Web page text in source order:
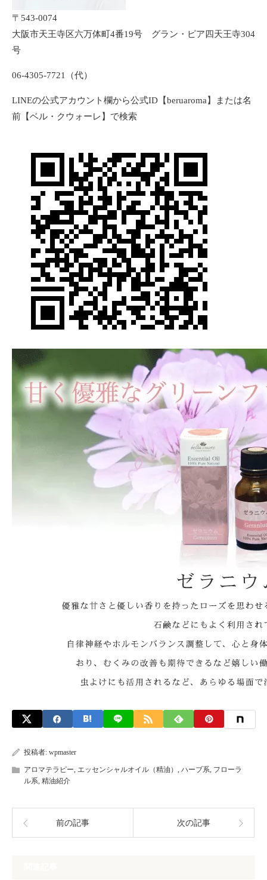
〒543-0074
大阪市天王寺区六万体町4番19号 グラン・ピア四天王寺304
号
06-4305-7721（代）
LINEの公式アカウント欄から公式ID【beruaroma】または名
前【ベル・クウォーレ】で検索
投稿者: wpmaster
アロマテラピー, エッセンシャルオイル（精油） , ハーブ系, フローラ
ル系, 精油紹介
前の記事 次の記事